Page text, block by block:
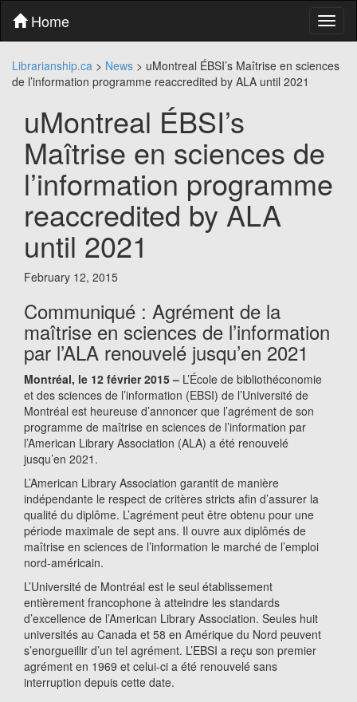
content
main
menu
Home
Librarianship.ca > News > uMontreal ÉBSI’s Maîtrise en sciences
de l’information programme reaccredited by ALA until 2021
uMontreal ÉBSI’s
Maîtrise en sciences de
l’information programme
reaccredited by ALA
until 2021
February 12, 2015
Communiqué : Agrément de la
maîtrise en sciences de l’information
par l’ALA renouvelé jusqu’en 2021
Montréal, le 12 février 2015 – L’École de bibliothéconomie
et des sciences de l’information (EBSI) de l’Université de
Montréal est heureuse d’annoncer que l’agrément de son
programme de maîtrise en sciences de l’information par
l’American Library Association (ALA) a été renouvelé
jusqu’en 2021.
L’American Library Association garantit de manière
indépendante le respect de critères stricts afin d’assurer la
qualité du diplôme. L’agrément peut être obtenu pour une
période maximale de sept ans. Il ouvre aux diplômés de
maîtrise en sciences de l’information le marché de l’emploi
nord-américain.
L’Université de Montréal est le seul établissement
entièrement francophone à atteindre les standards
d’excellence de l’American Library Association. Seules huit
universités au Canada et 58 en Amérique du Nord peuvent
s’enorgueillir d’un tel agrément. L’EBSI a reçu son premier
agrément en 1969 et celui-ci a été renouvelé sans
interruption depuis cette date.